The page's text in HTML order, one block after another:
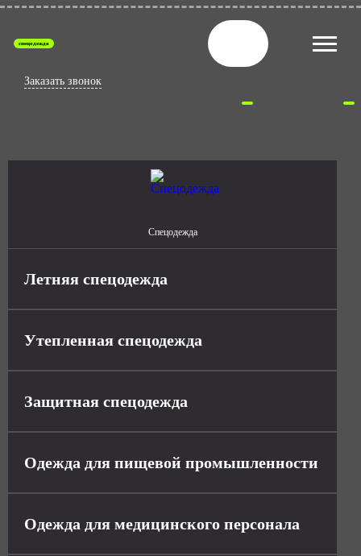
спецодежда
Заказать звонок
Спецодежда
Летняя спецодежда
Утепленная спецодежда
Защитная спецодежда
Одежда для пищевой промышленности
Одежда для медицинского персонала